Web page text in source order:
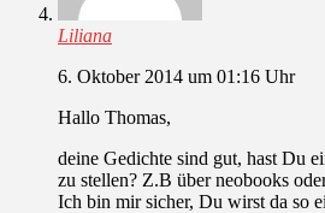
Liliana
6. Oktober 2014 um 01:16 Uhr
Hallo Thomas,
deine Gedichte sind gut, hast Du
zu stellen? Z.B über neobooks
Ich bin mir sicher, Du wirst da so